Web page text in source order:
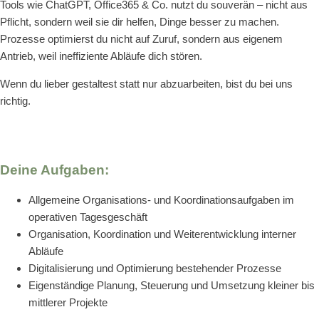
Tools wie ChatGPT, Office365 & Co. nutzt du souverän – nicht aus
Pflicht, sondern weil sie dir helfen, Dinge besser zu machen.
Prozesse optimierst du nicht auf Zuruf, sondern aus eigenem
Antrieb, weil ineffiziente Abläufe dich stören.
Wenn du lieber gestaltest statt nur abzuarbeiten, bist du bei uns
richtig.
Deine Aufgaben:
Allgemeine Organisations- und Koordinationsaufgaben im
operativen Tagesgeschäft
Organisation, Koordination und Weiterentwicklung interner
Abläufe
Digitalisierung und Optimierung bestehender Prozesse
Eigenständige Planung, Steuerung und Umsetzung kleiner bis
mittlerer Projekte